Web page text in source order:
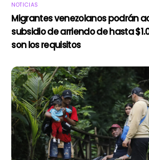
NOTICIAS
Migrantes venezolanos podrán
subsidio de arriendo de hasta
son los requisitos